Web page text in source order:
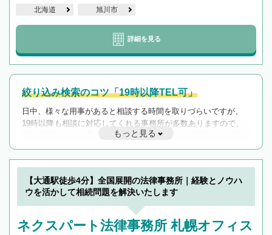
北海道 旭川市
詳細を見る
絞り込み検索のコツ「19時以降TEL可」
日中、様々な用事があると相談する時間を取りづらいですが、
19時以降も相談に対応してくれる事務所が多数ありますので、
遅い時間の相談が増えそうな場合はそのような事務所に絞り込
んで検索してみましょう。
19時以降TEL可の条件
を加えて再検索
もっと見る
【大通駅徒歩4分】全国展開の法律事務所｜経験とノウハ
ウを活かして相続問題を解決いたします
ネクスパート法律事務所 札幌オフィス